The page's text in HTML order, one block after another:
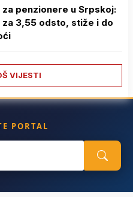
penzionere u Srpskoj:
za 3,55 odsto, stiže i do
VIJESTI
PORTAL